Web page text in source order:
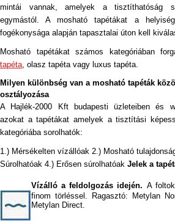
mintái vannak, amelyek a tisztíthatóság
egymástól. A mosható tapétákat a
fogékonysága alapján tapasztalai úton kell
Mosható tapétákat számos kategóriában
tapéta, olasz tapéta vagy luxus tapéta.
Milyen különbség van a mosható tapéták
osztályozása
A Hajlék-2000 Kft budapesti üzleteiben és
azokat a tapétákat amelyek a tisztítási
kategóriába sorolhatók:
1.) Mérsékelten vízállóak 2.) Mosható
Súrolhatóak 4.) Erősen súrolhatóak Jelek a
Vízálló a feldolgozás idején. A
finom törléssel. Ragasztó: Metylan
Metylan Direct.